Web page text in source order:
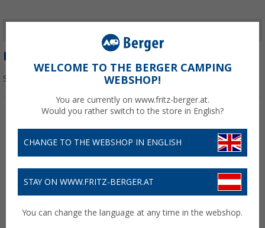
DIESEL-EINBAUHEIZUNGEN
Sortieren:
Luftheizung 2 KW
Truma Combi D 4 iNet X
2.449,- €
WELCOME TO THE BERGER CAMPING
WEBSHOP!
You are currently on www.fritz-berger.at.
Would you rather switch to the store in English?
CHANGE TO THE WEBSHOP IN ENGLISH
STAY ON WWW.FRITZ-BERGER.AT
You can change the language at any time in the webshop.